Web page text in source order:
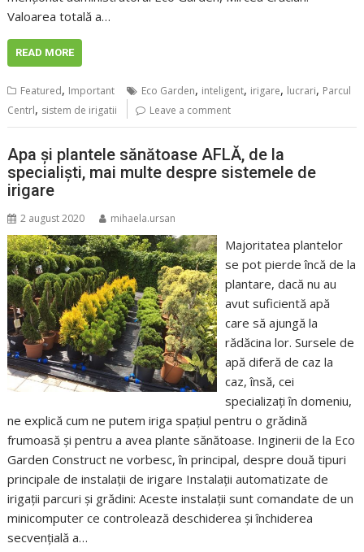
Valoarea totală a…
READ MORE
Featured, Important Eco Garden, inteligent, irigare, lucrari, Parcul
Centrl, sistem de irigatii Leave a comment
Apa și plantele sănătoase AFLĂ, de la
specialiști, mai multe despre sistemele de
irigare
2 august 2020 mihaela.ursan
Majoritatea plantelor
se pot pierde încă de la
plantare, dacă nu au
avut suficientă apă
care să ajungă la
rădăcina lor. Sursele de
apă diferă de caz la
caz, însă, cei
specializați în domeniu,
ne explică cum ne putem iriga spațiul pentru o grădină
frumoasă și pentru a avea plante sănătoase. Inginerii de la Eco
Garden Construct ne vorbesc, în principal, despre două tipuri
principale de instalații de irigare Instalaţii automatizate de
irigaţii parcuri şi grădini: Aceste instalaţii sunt comandate de un
minicomputer ce controlează deschiderea şi închiderea
secvenţială a…